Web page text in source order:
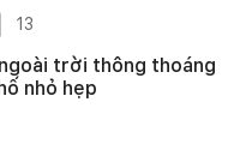
13
trời thông thoáng
nhỏ hẹp